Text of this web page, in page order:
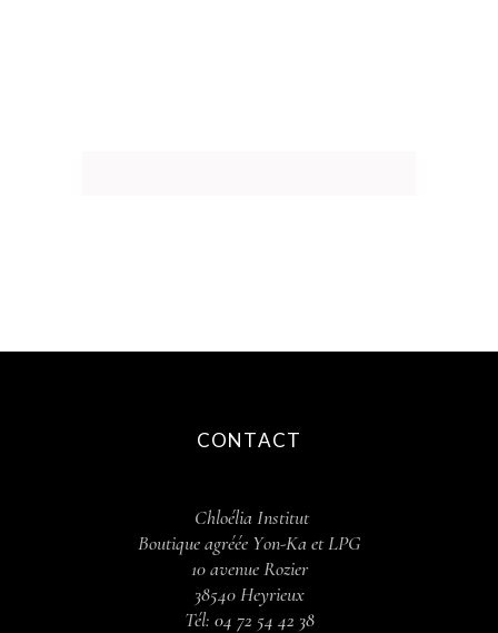
CONTACT
Chloélia Institut
Boutique agréée Yon-Ka et LPG
10 avenue Rozier
38540 Heyrieux
Tél: 04 72 54 42 38